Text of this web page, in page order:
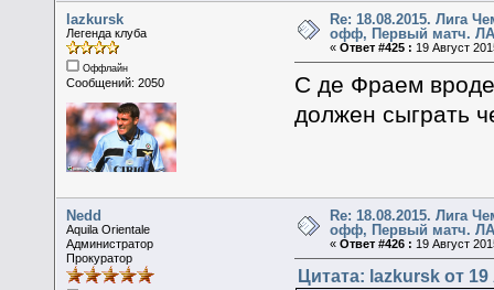
lazkursk
Легенда клуба
Оффлайн
Сообщений: 2050
Re: 18.08.2015. Лига
офф, Первый матч.
«Ответ #425 : 19 Август
С де Фраем вроде
должен сыграть
Nedd
Aquila Orientale
Администратор
Прокуратор
Re: 18.08.2015. Лига
офф, Первый матч.
«Ответ #426 : 19 Август
Цитата: lazkursk от